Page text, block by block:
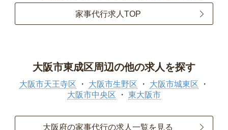
家事代行求人TOP
大阪市東成区周辺の他の求人を探す
大阪市天王寺区 大阪市生野区
大阪市城東区
大阪市中央区
東大阪市
大阪府の家事代行の求人一覧を見る